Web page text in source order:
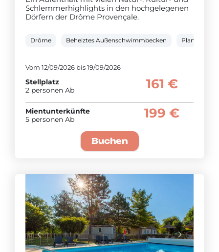
Schlemmerhighlights in den hochgelegenen
Dörfern der Drôme Provençale.
Drôme Beheiztes Außenschwimmbecken
Vom 12/09/2026 bis 19/09/2026
Stellplatz
2 personen Ab
161 €
Mientunterkünfte
5 personen Ab
199 €
Buchen